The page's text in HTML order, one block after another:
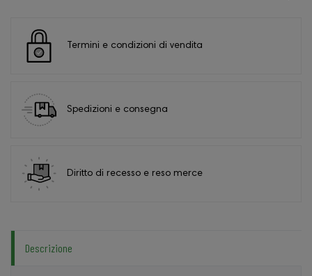
Termini e condizioni di vendita
Spedizioni e consegna
Diritto di recesso e reso merce
Descrizione